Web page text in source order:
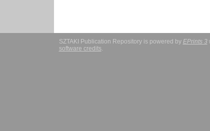
SZTAKI Publication Repository is powered by EPrints 3
software credits.